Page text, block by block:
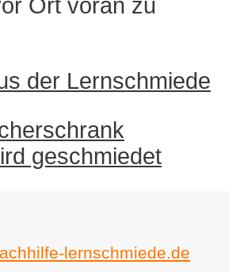
Ort voran zu
der Lernschmiede
geschmiedet
lernschmiede.de